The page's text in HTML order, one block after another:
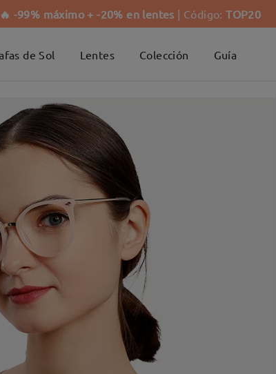
-99% máximo + -20% en lentes | Código:TOP20
de Sol Lentes Colección Guía